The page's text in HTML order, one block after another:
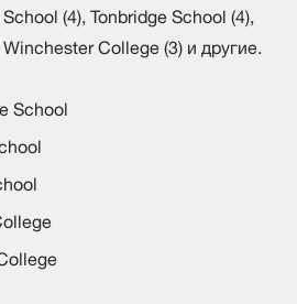
(4), Tonbridge School (4),
College (3) и другие.
School